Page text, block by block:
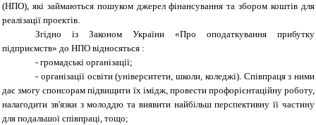
(НПО), які займаються пошуком джерел фінансування та збором коштів для
реалізації проектів.
Згідно із Законом України «Про оподаткування прибутку
підприємств» до НПО відносяться :
- громадські організації;
- організації освіти (університети, школи, коледжі).Співпраця з ними
дає змогу спонсорам підвищити їх імідж, провести профорієнтаційну роботу,
налагодити зв'язки з молоддю та виявити найбільш перспективну її частину
для подальшої співпраці, тощо;